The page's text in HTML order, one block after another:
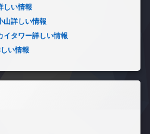
しい情報
山詳しい情報
イタワー詳しい情報
い情報